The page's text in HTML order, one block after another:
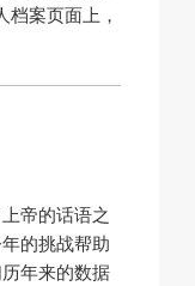
档案页面上，
帝的话语之
的挑战帮助
年来的数据